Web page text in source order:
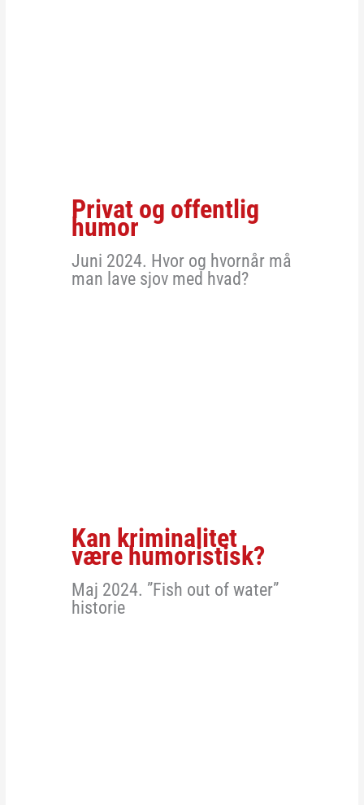
Privat og offentlig
humor
Juni 2024. Hvor og hvornår må
man lave sjov med hvad?
Kan kriminalitet
være humoristisk?
Maj 2024. ”Fish out of water”
historie